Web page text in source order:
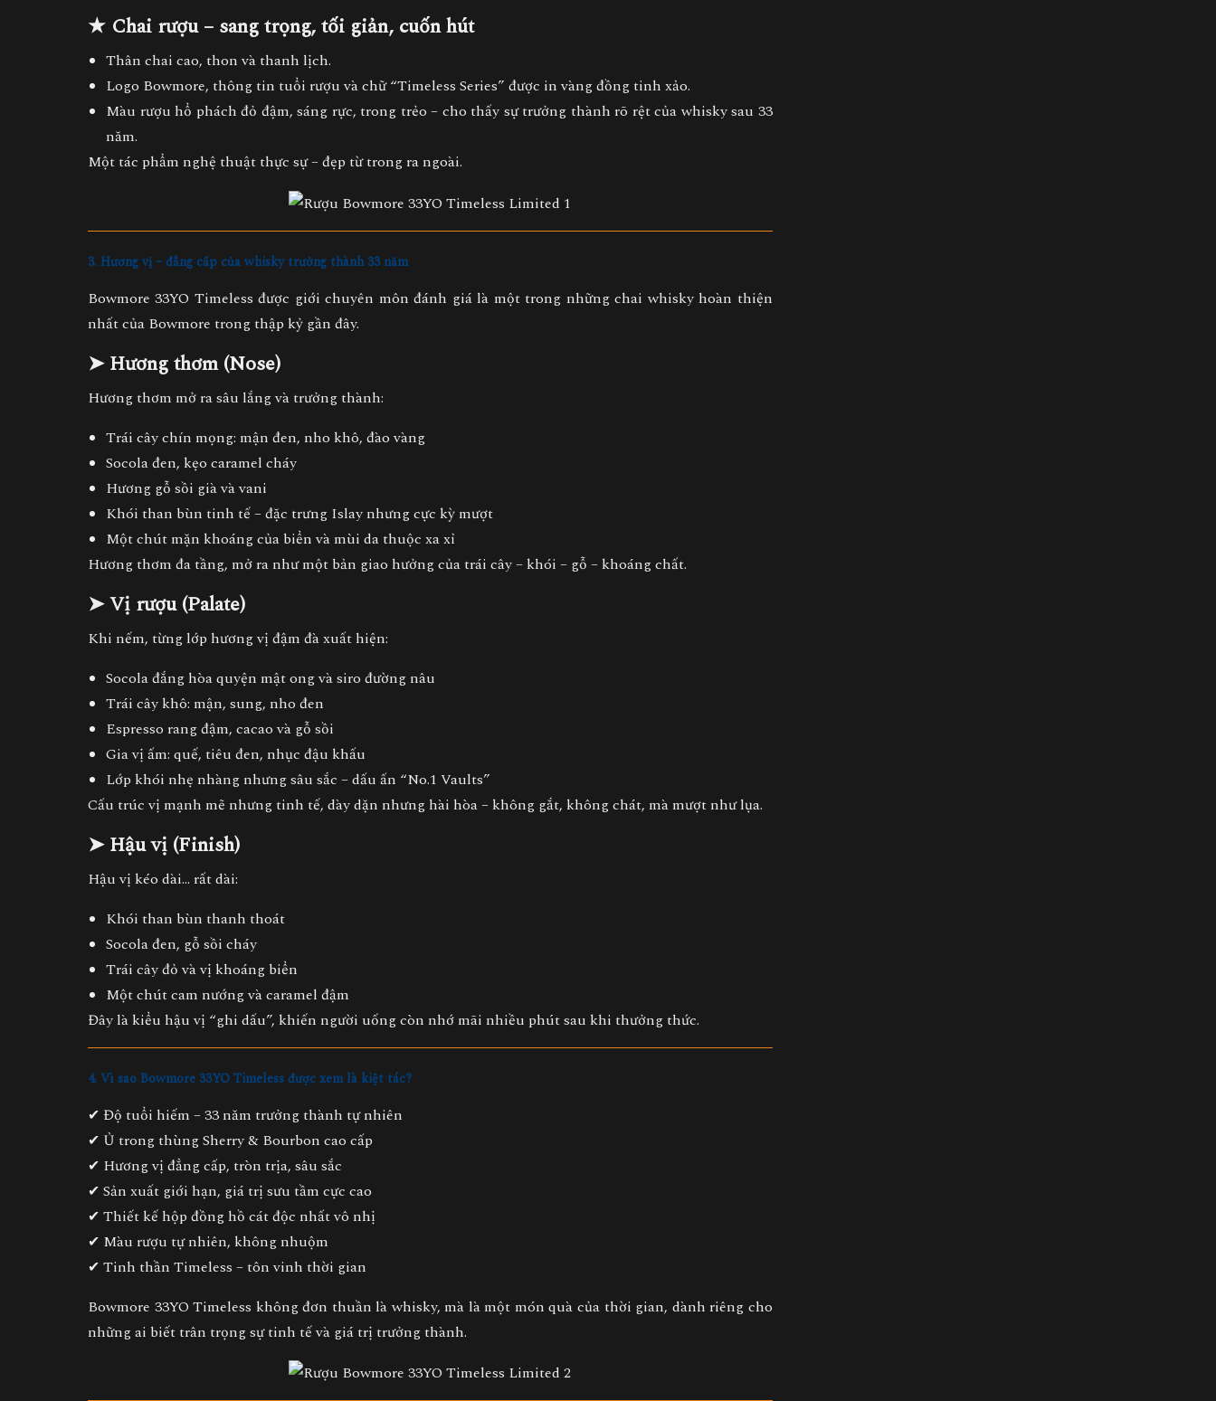
★ Chai rượu – sang trọng, tối giản, cuốn hút
Thân chai cao, thon và thanh lịch.
Logo Bowmore, thông tin tuổi rượu và chữ “Timeless Series” được in vàng đồng tinh xảo.
Màu rượu hổ phách đỏ đậm, sáng rực, trong trẻo – cho thấy sự trưởng thành rõ rệt của whisky sau 33
năm.
Một tác phẩm nghệ thuật thực sự – đẹp từ trong ra ngoài.
3. Hương vị – đẳng cấp của whisky trưởng thành 33 năm
Bowmore 33YO Timeless được giới chuyên môn đánh giá là một trong những chai whisky hoàn thiện
nhất của Bowmore trong thập kỷ gần đây.
➤ Hương thơm (Nose)
Hương thơm mở ra sâu lắng và trưởng thành:
Trái cây chín mọng: mận đen, nho khô, đào vàng
Socola đen, kẹo caramel cháy
Hương gỗ sồi già và vani
Khói than bùn tinh tế – đặc trưng Islay nhưng cực kỳ mượt
Một chút mặn khoáng của biển và mùi da thuộc xa xỉ
Hương thơm đa tầng, mở ra như một bản giao hưởng của trái cây – khói – gỗ – khoáng chất.
➤ Vị rượu (Palate)
Khi nếm, từng lớp hương vị đậm đà xuất hiện:
Socola đắng hòa quyện mật ong và siro đường nâu
Trái cây khô: mận, sung, nho đen
Espresso rang đậm, cacao và gỗ sồi
Gia vị ấm: quế, tiêu đen, nhục đậu khấu
Lớp khói nhẹ nhàng nhưng sâu sắc – dấu ấn “No.1 Vaults”
Cấu trúc vị mạnh mẽ nhưng tinh tế, dày dặn nhưng hài hòa – không gắt, không chát, mà mượt như lụa.
➤ Hậu vị (Finish)
Hậu vị kéo dài… rất dài:
Khói than bùn thanh thoát
Socola đen, gỗ sồi cháy
Trái cây đỏ và vị khoáng biển
Một chút cam nướng và caramel đậm
Đây là kiểu hậu vị “ghi dấu”, khiến người uống còn nhớ mãi nhiều phút sau khi thưởng thức.
4. Vì sao Bowmore 33YO Timeless được xem là kiệt tác?
✔ Độ tuổi hiếm – 33 năm trưởng thành tự nhiên
✔ Ủ trong thùng Sherry & Bourbon cao cấp
✔ Hương vị đẳng cấp, tròn trịa, sâu sắc
✔ Sản xuất giới hạn, giá trị sưu tầm cực cao
✔ Thiết kế hộp đồng hồ cát độc nhất vô nhị
✔ Màu rượu tự nhiên, không nhuộm
✔ Tinh thần Timeless – tôn vinh thời gian
Bowmore 33YO Timeless không đơn thuần là whisky, mà làmột món quà của thời gian, dành riêng cho
những ai biết trân trọng sự tinh tế và giá trị trưởng thành.